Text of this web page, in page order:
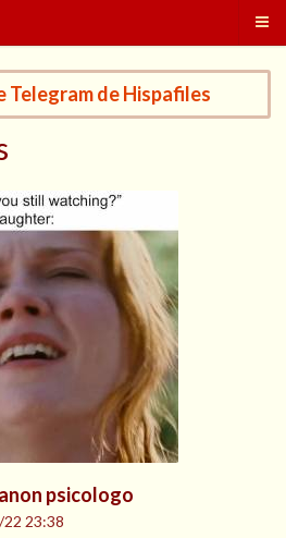
de Hispafiles
psicologo
23:38